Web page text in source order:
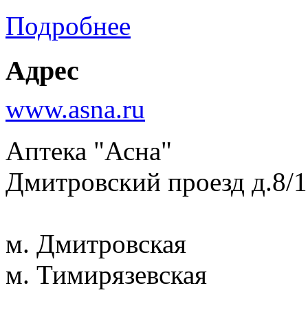
Подробнее
Адрес
www.asna.ru
Аптека "Асна"
Дмитровский проезд д.8/1
м. Дмитровская
м. Тимирязевская